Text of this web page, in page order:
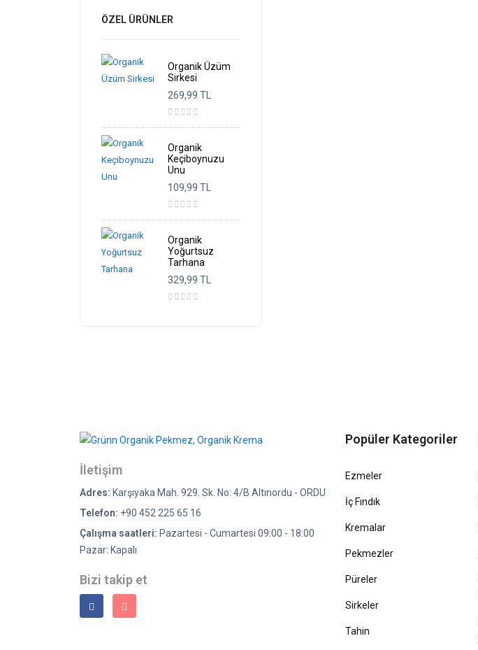
ÖZEL ÜRÜNLER
Organik Üzüm
Sirkesi
269,99 TL
Organik
Keçiboynuzu
Unu
109,99 TL
Organik
Yoğurtsuz
Tarhana
329,99 TL
İletişim
Adres: Karşıyaka Mah. 929. Sk. No: 4/B Altınordu - ORDU
Telefon: +90 452 225 65 16
Çalışma saatleri: Pazartesi - Cumartesi 09:00 - 18:00
Pazar: Kapalı
Bizi takip et
Popüler Kategoriler
Ezmeler
İç Fındık
Kremalar
Pekmezler
Püreler
Sirkeler
Tahin